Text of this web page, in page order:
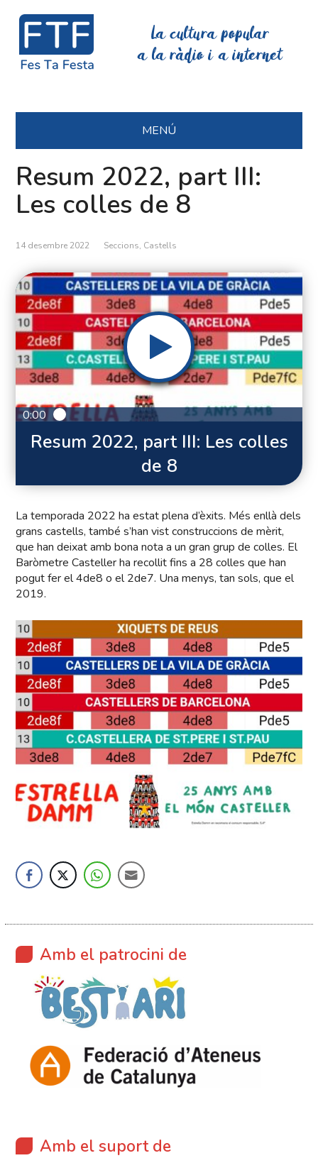
La cultura popular
a la ràdio i a internet
MENÚ
Resum 2022, part III:
Les colles de 8
14 desembre 2022 Seccions, Castells
0:00
Resum 2022, part III: Les colles
de 8
La temporada 2022 ha estat plena d’èxits. Més enllà dels
grans castells, també s’han vist construccions de mèrit,
que han deixat amb bona nota a un gran grup de colles. El
Baròmetre Casteller ha recollit fins a 28 colles que han
pogut fer el 4de8 o el 2de7. Una menys, tan sols, que el
2019.
Amb el patrocini de
Amb el suport de